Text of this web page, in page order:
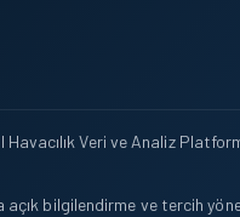
Veri ve Analiz
açık bilgilendirme ve tercih